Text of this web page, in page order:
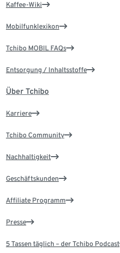
Kaffee-Wiki
Mobilfunklexikon
Tchibo MOBIL FAQs
Entsorgung / Inhaltsstoffe
Über Tchibo
Karriere
Tchibo Community
Nachhaltigkeit
Geschäftskunden
Affiliate Programm
Presse
5 Tassen täglich – der Tchibo Podcast